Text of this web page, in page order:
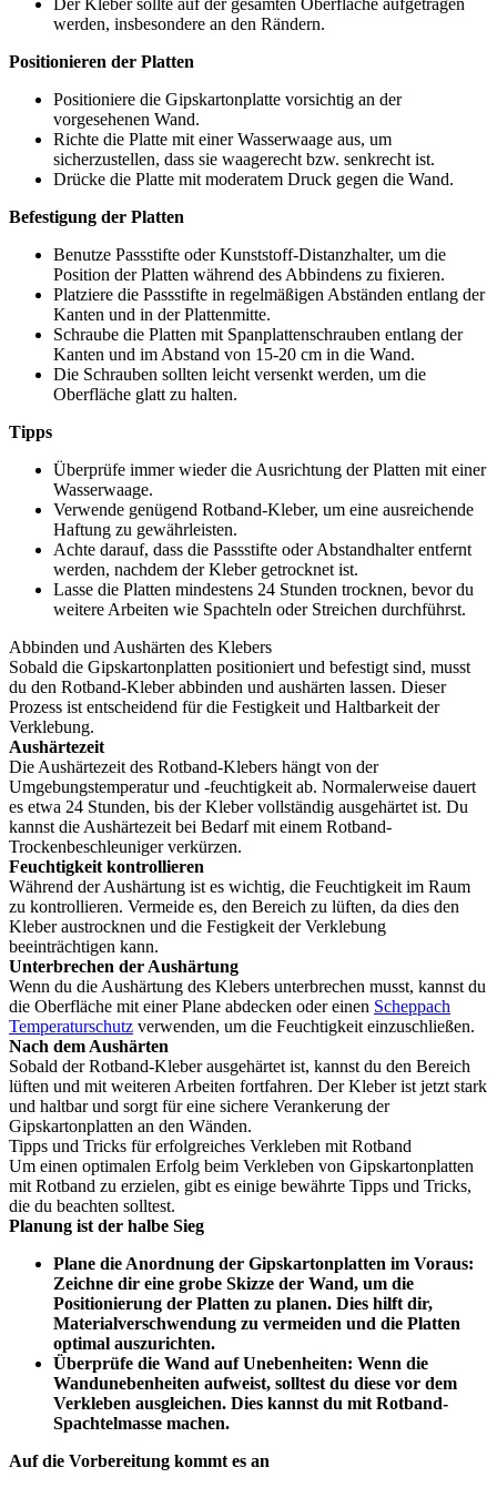
Der Kleber sollte auf der gesamten Oberfläche aufgetragen
werden, insbesondere an den Rändern.
Positionieren der Platten
Positioniere die Gipskartonplatte vorsichtig an der
vorgesehenen Wand.
Richte die Platte mit einer Wasserwaage aus, um
sicherzustellen, dass sie waagerecht bzw. senkrecht ist.
Drücke die Platte mit moderatem Druck gegen die Wand.
Befestigung der Platten
Benutze Passstifte oder Kunststoff-Distanzhalter, um die
Position der Platten während des Abbindens zu fixieren.
Platziere die Passstifte in regelmäßigen Abständen entlang der
Kanten und in der Plattenmitte.
Schraube die Platten mit Spanplattenschrauben entlang der
Kanten und im Abstand von 15-20 cm in die Wand.
Die Schrauben sollten leicht versenkt werden, um die
Oberfläche glatt zu halten.
Tipps
Überprüfe immer wieder die Ausrichtung der Platten mit einer
Wasserwaage.
Verwende genügend Rotband-Kleber, um eine ausreichende
Haftung zu gewährleisten.
Achte darauf, dass die Passstifte oder Abstandhalter entfernt
werden, nachdem der Kleber getrocknet ist.
Lasse die Platten mindestens 24 Stunden trocknen, bevor du
weitere Arbeiten wie Spachteln oder Streichen durchführst.
Abbinden und Aushärten des Klebers
Sobald die Gipskartonplatten positioniert und befestigt sind, musst
du den Rotband-Kleber abbinden und aushärten lassen. Dieser
Prozess ist entscheidend für die Festigkeit und Haltbarkeit der
Verklebung.
Aushärtezeit
Die Aushärtezeit des Rotband-Klebers hängt von der
Umgebungstemperatur und -feuchtigkeit ab. Normalerweise dauert
es etwa 24 Stunden, bis der Kleber vollständig ausgehärtet ist. Du
kannst die Aushärtezeit bei Bedarf mit einem Rotband-
Trockenbeschleuniger verkürzen.
Feuchtigkeit kontrollieren
Während der Aushärtung ist es wichtig, die Feuchtigkeit im Raum
zu kontrollieren. Vermeide es, den Bereich zu lüften, da dies den
Kleber austrocknen und die Festigkeit der Verklebung
beeinträchtigen kann.
Unterbrechen der Aushärtung
Wenn du die Aushärtung des Klebers unterbrechen musst, kannst du
die Oberfläche mit einer Plane abdecken oder einen Scheppach
Temperaturschutz verwenden, um die Feuchtigkeit einzuschließen.
Nach dem Aushärten
Sobald der Rotband-Kleber ausgehärtet ist, kannst du den Bereich
lüften und mit weiteren Arbeiten fortfahren. Der Kleber ist jetzt stark
und haltbar und sorgt für eine sichere Verankerung der
Gipskartonplatten an den Wänden.
Tipps und Tricks für erfolgreiches Verkleben mit Rotband
Um einen optimalen Erfolg beim Verkleben von Gipskartonplatten
mit Rotband zu erzielen, gibt es einige bewährte Tipps und Tricks,
die du beachten solltest.
Planung ist der halbe Sieg
Plane die Anordnung der Gipskartonplatten im Voraus:
Zeichne dir eine grobe Skizze der Wand, um die
Positionierung der Platten zu planen. Dies hilft dir,
Materialverschwendung zu vermeiden und die Platten
optimal auszurichten.
Überprüfe die Wand auf Unebenheiten: Wenn die
Wandunebenheiten aufweist, solltest du diese vor dem
Verkleben ausgleichen. Dies kannst du mit Rotband-
Spachtelmasse machen.
Auf die Vorbereitung kommt es an